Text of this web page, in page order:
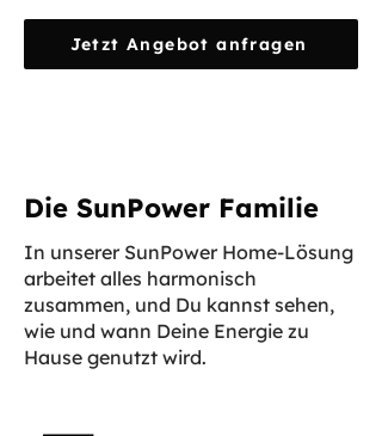
Jetzt Angebot anfragen
Die SunPower Familie
In unserer SunPower Home-Lösung
arbeitet alles harmonisch
zusammen, und Du kannst sehen,
wie und wann Deine Energie zu
Hause genutzt wird.